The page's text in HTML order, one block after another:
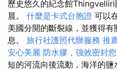
歷史悠久的紀念館
晨。 什麼是卡式台胞證 可以
美國分開的斷裂線，並獲得
息。 旅行社護照代辦服務 推
安心美麗 防水膠，強效密封
短的河流向後流動，海洋的